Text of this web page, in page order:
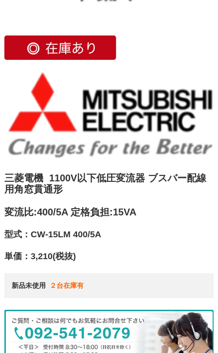
三菱電機 1100V以下低圧変流器 ブスバー配線
用角窓貫通形
変流比:400/5A 定格負担:15VA
型式：CW-15LM 400/5A
単価：3,210(税抜)
新品未使用 ２台在庫有